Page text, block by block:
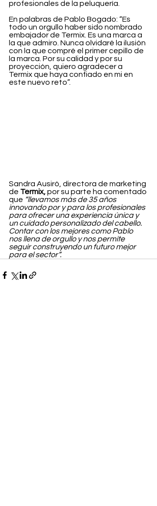
profesionales de la peluquería.
En palabras de Pablo Bogado: “Es
todo un orgullo haber sido nombrado
embajador de Termix. Es una marca a
la que admiro. Nunca olvidaré la ilusión
con la que compré el primer cepillo de
la marca. Por su calidad y por su
proyección, quiero agradecer a
Termix que haya confiado en mi en
este nuevo reto”.
Sandra Ausiró, directora de marketing
de Termix, por su parte ha comentado
que “llevamos más de 35 años
innovando por y para los profesionales
para ofrecer una experiencia única y
un cuidado personalizado del cabello.
Contar con los mejores como Pablo
nos llena de orgullo y nos permite
seguir construyendo un futuro mejor
para el sector”.